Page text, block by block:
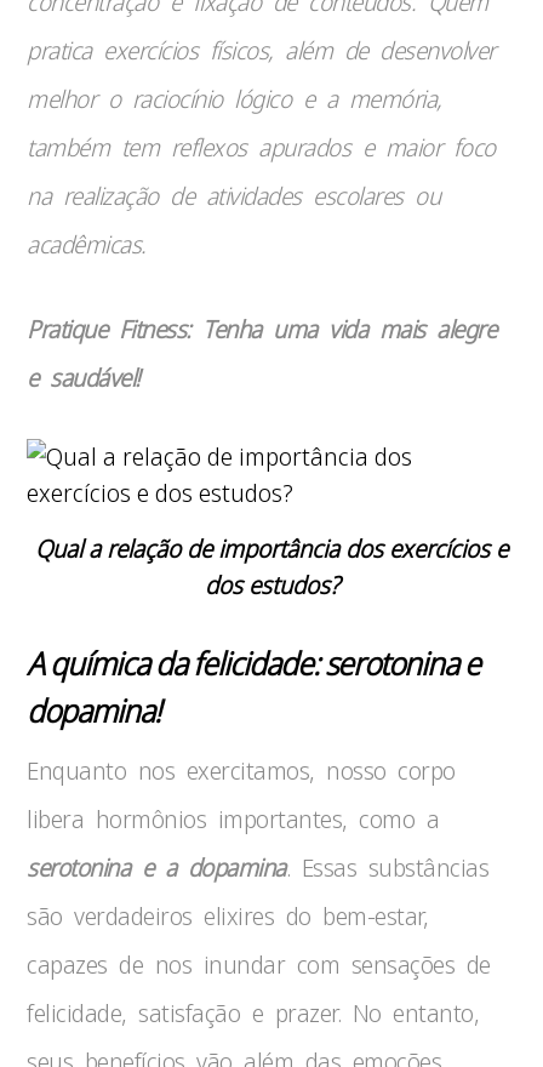
pratica exercícios físicos, além de desenvolver
melhor o raciocínio lógico e a memória,
também tem reflexos apurados e maior foco
na realização de atividades escolares ou
acadêmicas.
Pratique Fitness: Tenha uma vida mais alegre
e saudável!
Qual a relação de importância dos exercícios e
dos estudos?
A química da felicidade: serotonina e
dopamina!
Enquanto nos exercitamos, nosso corpo
libera hormônios importantes, como a
serotonina e a dopamina. Essas substâncias
são verdadeiros elixires do bem-estar,
capazes de nos inundar com sensações de
felicidade, satisfação e prazer. No entanto,